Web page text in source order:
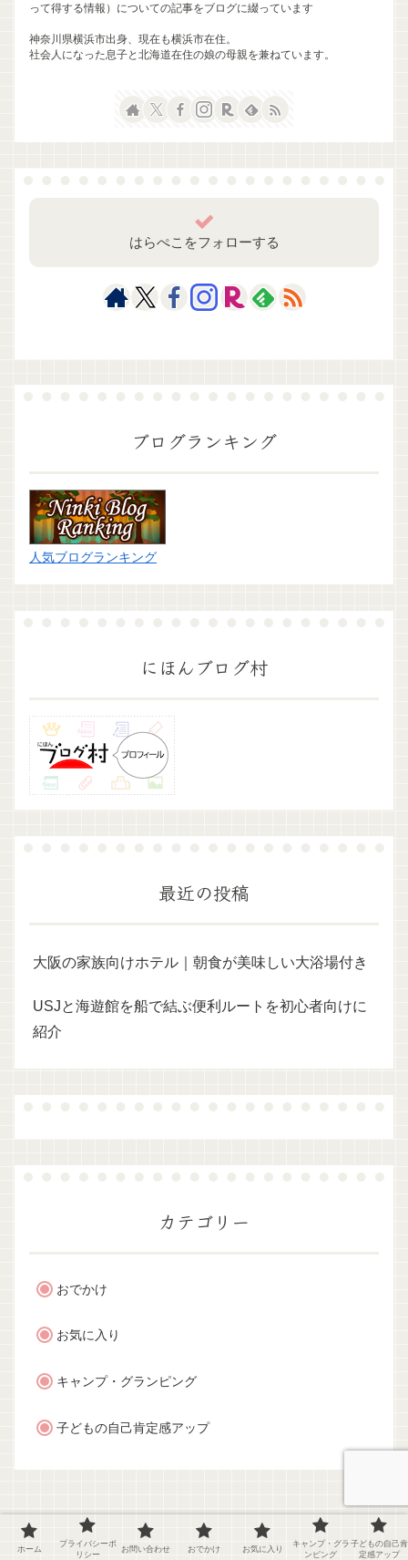
って得する情報）についての記事をブログに綴っています
神奈川県横浜市出身、現在も横浜市在住。
社会人になった息子と北海道在住の娘の母親を兼ねています。
はらぺこをフォローする
ブログランキング
人気ブログランキング
にほんブログ村
最近の投稿
大阪の家族向けホテル｜朝食が美味しい大浴場付き
USJと海遊館を船で結ぶ便利ルートを初心者向けに
紹介
カテゴリー
おでかけ
お気に入り
キャンプ・グランピング
子どもの自己肯定感アップ
ホーム
プライバシーポ
リシー
お問い合わせ おでかけ お気に入り
キャンプ・グラ
ンピング
子どもの自己肯
定感アップ